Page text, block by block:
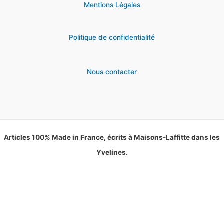
Mentions Légales
Politique de confidentialité
Nous contacter
Articles 100% Made in France, écrits à Maisons-Laffitte dans les
Yvelines.